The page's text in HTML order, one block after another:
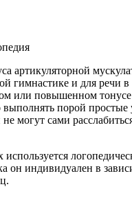
артикуляторной
гимнастике и для речи
или повышенном тонусе
выполнять порой
могут сами
используется
он индивидуален в